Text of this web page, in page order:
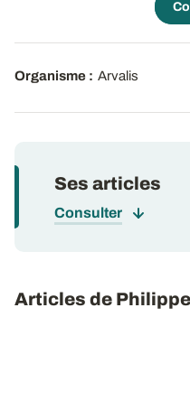
Organisme : Arvalis
Ses articles
Consulter
Articles de